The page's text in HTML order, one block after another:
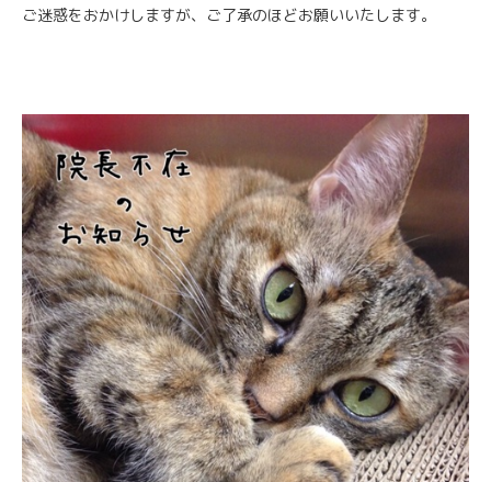
ご迷惑をおかけしますが、ご了承のほどお願いいたします。